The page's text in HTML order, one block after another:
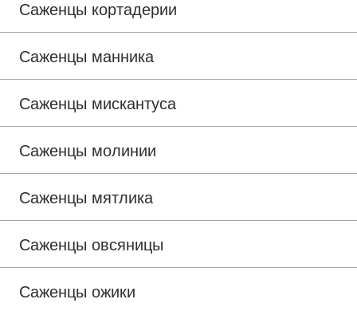
Саженцы кортадерии
Саженцы манника
Саженцы мискантуса
Саженцы молинии
Саженцы мятлика
Саженцы овсяницы
Саженцы ожики